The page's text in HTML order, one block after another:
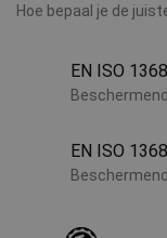
Hoe bepaal je de
EN ISO
EN ISO